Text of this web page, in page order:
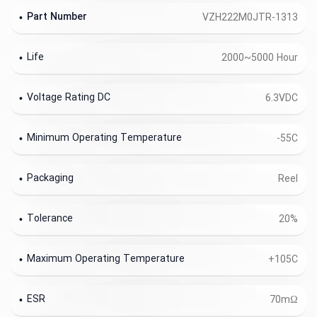
VZH222M0JTR-1313
Part Number
2000~5000 Hour
Life
6.3VDC
Voltage Rating DC
-55C
Minimum Operating Temperature
Reel
Packaging
20%
Tolerance
+105C
Maximum Operating Temperature
70mΩ
ESR